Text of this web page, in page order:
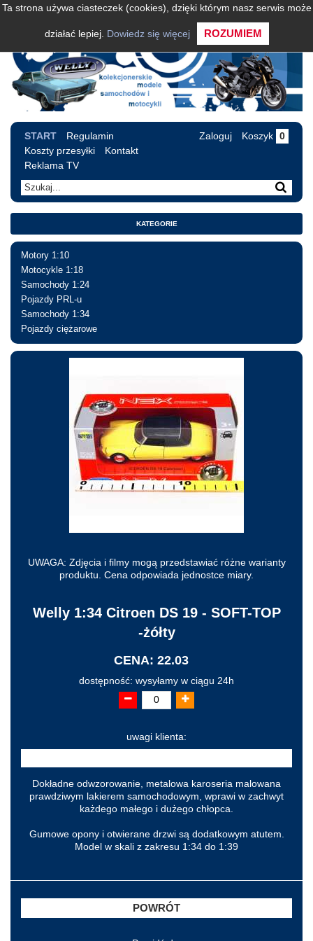
Ta strona używa ciasteczek (cookies), dzięki którym nasz serwis może
działać lepiej. Dowiedz się więcej ROZUMIEM
START
Regulamin
Koszty przesyłki
Kontakt
Reklama TV
Zaloguj Koszyk 0
KATEGORIE
Motory 1:10
Motocykle 1:18
Samochody 1:24
Pojazdy PRL-u
Samochody 1:34
Pojazdy ciężarowe
Nie jesteś zalogowany
UWAGA: Zdjęcia i filmy mogą przedstawiać różne warianty
produktu. Cena odpowiada jednostce miary.
Welly 1:34 Citroen DS 19 - SOFT-TOP
-żółty
CENA: 22.03
dostępność: wysyłamy w ciągu 24h
uwagi klienta:
Dokładne odwzorowanie, metalowa karoseria malowana
prawdziwym lakierem samochodowym, wprawi w zachwyt
każdego małego i dużego chłopca.
Gumowe opony i otwierane drzwi są dodatkowym atutem.
Model w skali z zakresu 1:34 do 1:39
POWRÓT